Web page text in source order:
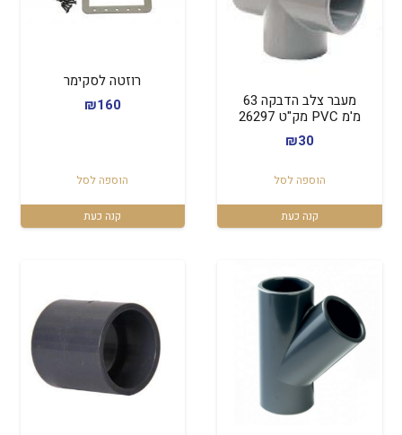
מעבר צלב הדבקה 63
מ'מ PVC מק"ט 26297
₪30
הוספה לסל
קנה כעת
רוזטה לסקימר
₪160
הוספה לסל
קנה כעת